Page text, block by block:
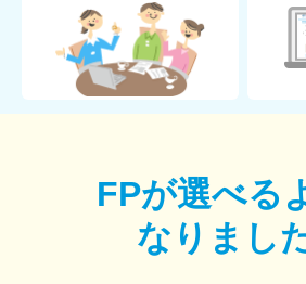
FPが選べる
なりまし